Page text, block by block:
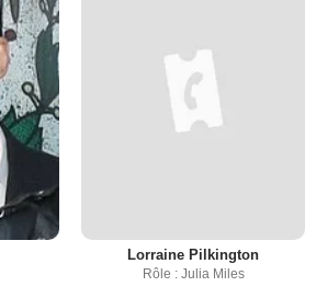
Lorraine Pilkington
Rôle : Julia Miles